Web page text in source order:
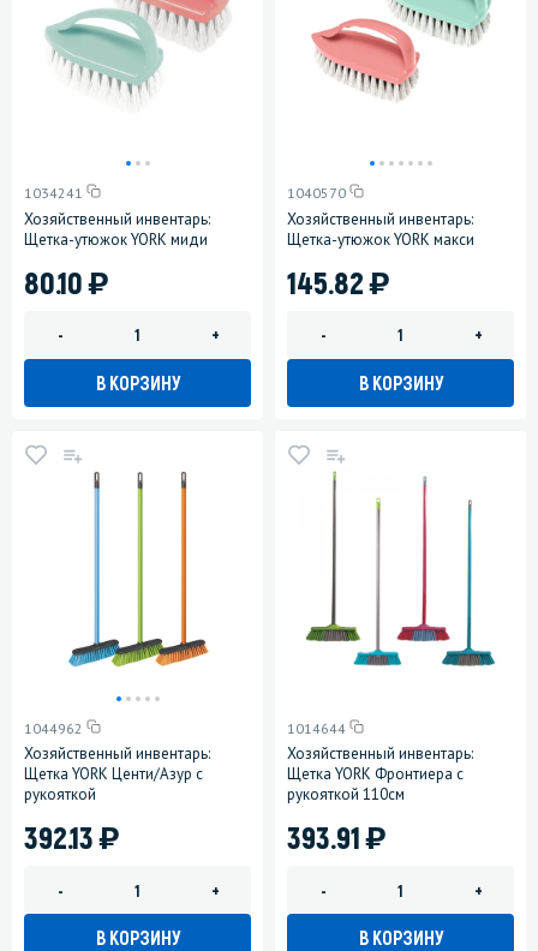
1034241
Хозяйственный инвентарь:
Щетка-утюжок YORK миди
80.10)
- +
В КОРЗИНУ
1040570
Хозяйственный инвентарь:
Щетка-утюжок YORK макси
145.82)
- +
В КОРЗИНУ
1044962
Хозяйственный инвентарь:
Щетка YORK Центи/Азур с
рукояткой
392.13)
- +
В КОРЗИНУ
1014644
Хозяйственный инвентарь:
Щетка YORK Фронтиера с
рукояткой 110см
393.91)
- +
В КОРЗИНУ